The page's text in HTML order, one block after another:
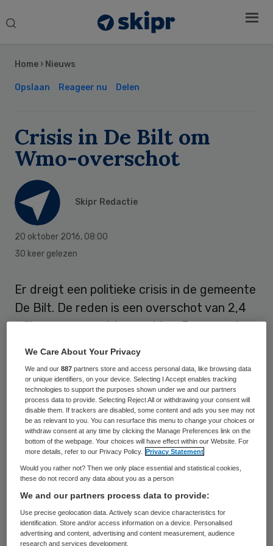
Search
Home › Nieuws
Opslaan Reageer nu Delen
Crisis in De Bilt om
Wmo-overschot
Skipr Redactie
20 oktober 2016, 08:00
30 keer gelezen
Er dreigt een politieke crisis in de gemeente
De Bilt. De reden is een overschot van 2,4
miljoen euro aan Wmo-gelden. Door een te
mensen gebruik van de zorg, zo is de kritiek
op wethouder Anne Brommersma van
GroenLinks.
Dit meldt RTV Utrecht op 19 oktober. Vorig
jaar hield de gemeente al 2 miljoen euro
over. De PvdA-fractie in de gemeenteraad
vindt dat De Bilt onterecht fors heeft
bezuinigd op de Wmo-zorg. Over twee
weken gaat de raad daarover in debat. De
PvdA wil dat debat nog even afwachten
Sidebar
We Care About Your Privacy
We and our887 partners store and access personal data, like browsing data
or unique identifiers, on your device. Selecting I Accept enables tracking
technologies to support the purposes shown under we and our partners
process data to provide. Selecting Reject All or withdrawing your consent will
disable them. If trackers are disabled, some content and ads you see may not
be as relevant to you. You can resurface this menu to change your choices or
withdraw consent at any time by clicking the Manage Preferences link on the
bottom of the webpage. Your choices will have effect within our Website. For
more details, refer to our Privacy Policy.
Privacy Statement
Would you rather not? Then we only place essential and statistical cookies,
these do not record any data about you as a person
We and our partners process data to provide:
Use precise geolocation data. Actively scan device characteristics for
identification. Store and/or access information on a device. Personalised
advertising and content, advertising and content measurement, audience
research and services development.